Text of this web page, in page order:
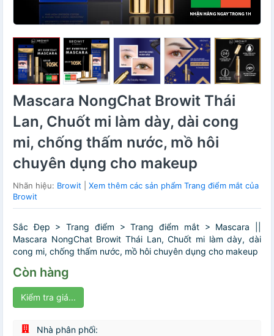
Mascara NongChat Browit Thái
Lan, Chuốt mi làm dày, dài cong
mi, chống thấm nước, mồ hôi
chuyên dụng cho makeup
Nhãn hiệu: Browit
Xem thêm các sản phẩm Trang điểm mắt của
Browit
Sắc Đẹp > Trang điểm > Trang điểm mắt > Mascara ||
Mascara NongChat Browit Thái Lan, Chuốt mi làm dày, dài
cong mi, chống thấm nước, mồ hôi chuyên dụng cho makeup
Còn hàng
Kiểm tra giá...
Nhà phân phối: